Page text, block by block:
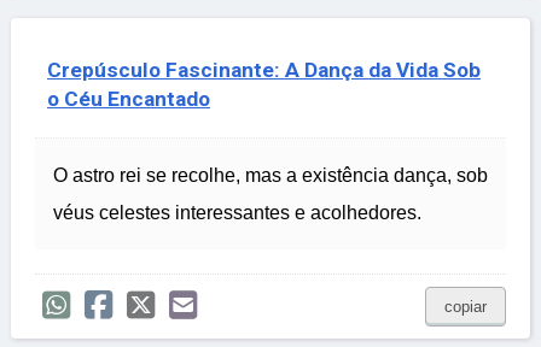
Crepúsculo Fascinante: A Dança da Vida Sob
o Céu Encantado
O astro rei se recolhe, mas a existência dança, sob
véus celestes interessantes e acolhedores.
copiar